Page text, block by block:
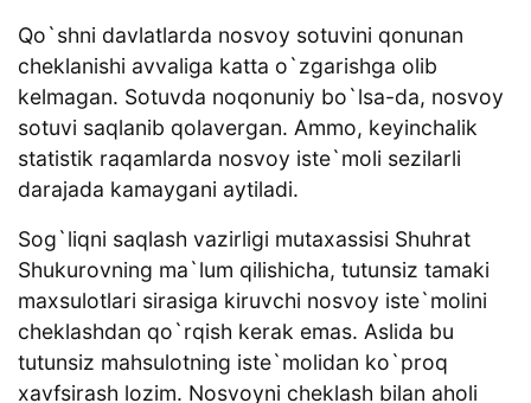
Qo`shni davlatlarda nosvoy sotuvini qonunan
cheklanishi avvaliga katta o`zgarishga olib
kelmagan. Sotuvda noqonuniy bo`lsa-da, nosvoy
sotuvi saqlanib qolavergan. Ammo, keyinchalik
statistik raqamlarda nosvoy iste`moli sezilarli
darajada kamaygani aytiladi.
Sog`liqni saqlash vazirligi mutaxassisi Shuhrat
Shukurovning ma`lum qilishicha, tutunsiz tamaki
maxsulotlari sirasiga kiruvchi nosvoy iste`molini
cheklashdan qo`rqish kerak emas. Aslida bu
tutunsiz mahsulotning iste`molidan ko`proq
xavfsirash lozim. Nosvoyni cheklash bilan aholi